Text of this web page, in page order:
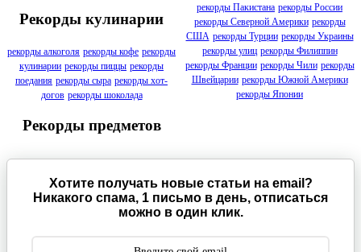
Рекорды кулинарии
рекорды алкоголя рекорды кофе рекорды
кулинарии рекорды пиццы рекорды
поедания рекорды сыра рекорды хот-
догов рекорды шоколада
Рекорды предметов
рекорды Пакистана рекорды России
рекорды Северной Америки рекорды
США рекорды Турции рекорды Украины
рекорды улиц рекорды Филиппин
рекорды Франции рекорды Чили рекорды
Швейцарии рекорды Южной Америки
рекорды Японии
Хотите получать новые статьи на email?
Никакого спама, 1 письмо в день, отписаться
можно в один клик.